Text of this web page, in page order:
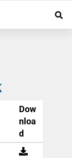
Dow
nloa
d